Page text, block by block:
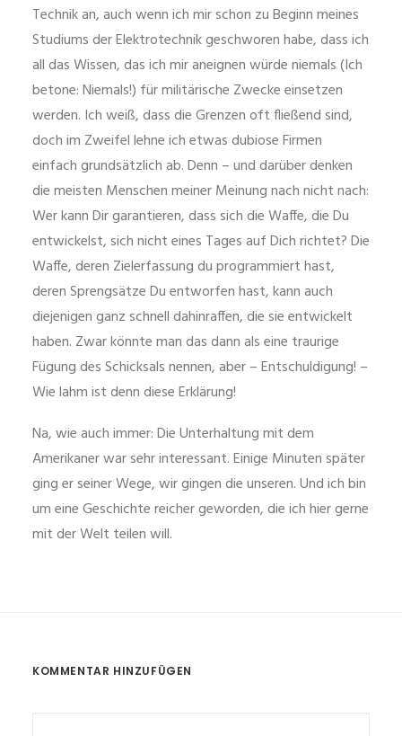
Technik an, auch wenn ich mir schon zu Beginn meines
Studiums der Elektrotechnik geschworen habe, dass ich
all das Wissen, das ich mir aneignen würde niemals (Ich
betone: Niemals!) für militärische Zwecke einsetzen
werden. Ich weiß, dass die Grenzen oft fließend sind,
doch im Zweifel lehne ich etwas dubiose Firmen
einfach grundsätzlich ab. Denn – und darüber denken
die meisten Menschen meiner Meinung nach nicht nach:
Wer kann Dir garantieren, dass sich die Waffe, die Du
entwickelst, sich nicht eines Tages auf Dich richtet? Die
Waffe, deren Zielerfassung du programmiert hast,
deren Sprengsätze Du entworfen hast, kann auch
diejenigen ganz schnell dahinraffen, die sie entwickelt
haben. Zwar könnte man das dann als eine traurige
Fügung des Schicksals nennen, aber – Entschuldigung! –
Wie lahm ist denn diese Erklärung!
Na, wie auch immer: Die Unterhaltung mit dem
Amerikaner war sehr interessant. Einige Minuten später
ging er seiner Wege, wir gingen die unseren. Und ich bin
um eine Geschichte reicher geworden, die ich hier gerne
mit der Welt teilen will.
KOMMENTAR HINZUFÜGEN